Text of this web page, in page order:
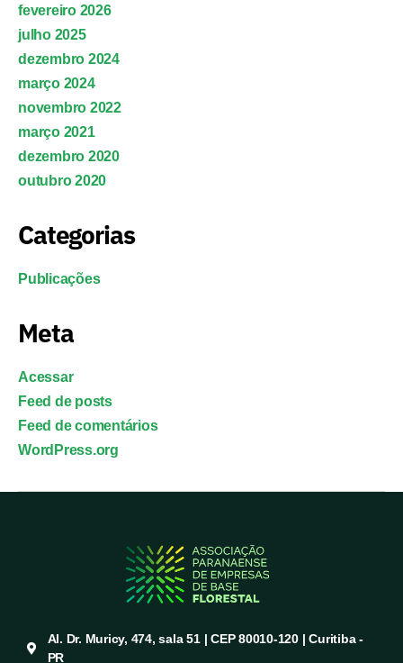
fevereiro 2026
julho 2025
dezembro 2024
março 2024
novembro 2022
março 2021
dezembro 2020
outubro 2020
Categorias
Publicações
Meta
Acessar
Feed de posts
Feed de comentários
WordPress.org
Al. Dr. Muricy, 474, sala 51 | CEP 80010-120 | Curitiba -
PR